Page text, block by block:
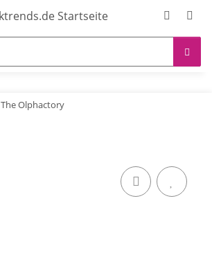
The Olphactory